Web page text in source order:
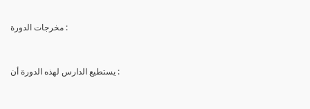
مخرجات الدورة :
يستطيع الدارس لهذه الدورة أن :